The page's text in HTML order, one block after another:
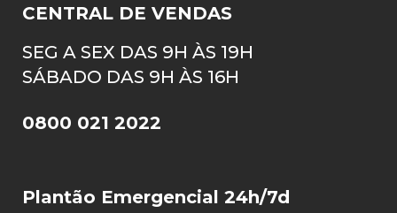
CENTRAL DE VENDAS
SEG A SEX DAS 9H ÀS 19H
SÁBADO DAS 9H ÀS 16H
0800 021 2022
Plantão Emergencial 24h/7d